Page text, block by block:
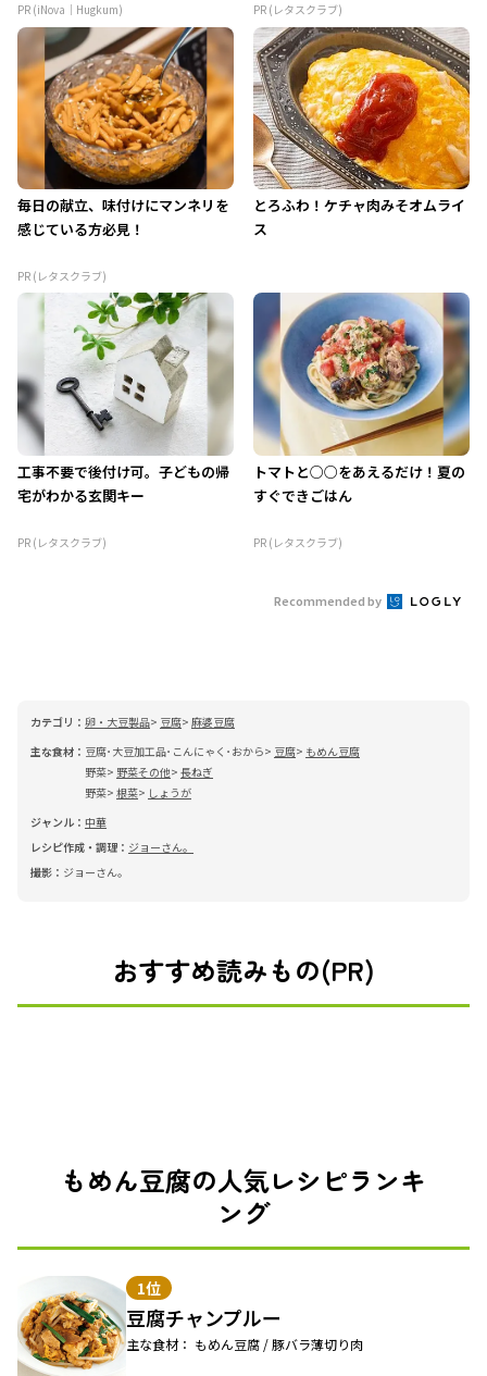
PR (iNova｜Hugkum) PR (レタスクラブ)
毎日の献立、味付けにマンネリを
感じている方必見！
PR (レタスクラブ)
とろふわ！ケチャ肉みそオムライ
ス
工事不要で後付け可。子どもの帰
宅がわかる玄関キー
PR (レタスクラブ)
トマトと○○をあえるだけ！夏の
すぐできごはん
PR (レタスクラブ)
Recommended by
カテゴリ： 卵・大豆製品 豆腐 麻婆豆腐
主な食材： 豆腐･大豆加工品･こんにゃく･おから 豆腐
もめん豆腐
野菜
野菜その他 長ねぎ
野菜 根菜
しょうが
ジャンル： 中華
レシピ作成・調理： ジョーさん。
撮影： ジョーさん。
おすすめ読みもの(PR)
もめん豆腐の人気レシピランキ
ング
1位
豆腐チャンプルー
主な食材： もめん豆腐 / 豚バラ薄切り肉